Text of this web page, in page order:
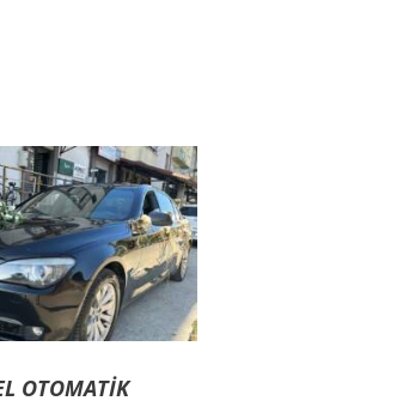
OTOMATİK